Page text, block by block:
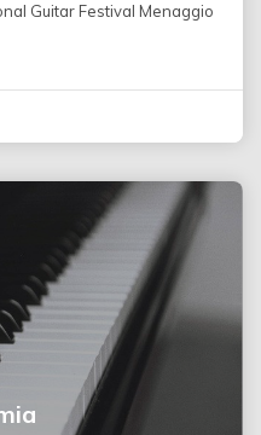
Guitar Festival Menaggio